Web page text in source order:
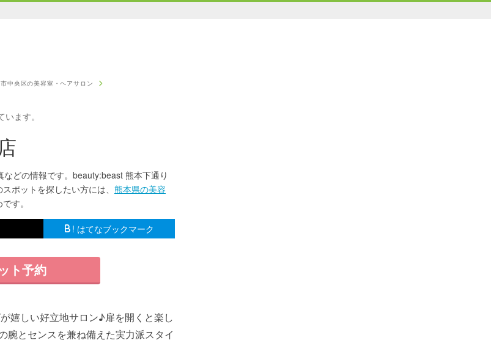
中央区の美容室・ヘアサロン
ます。
どの情報です。beauty:beast 熊本下通り
ポットを探したい方には、 熊本県の美容
す。
! はてなブックマーク
ト予約
嬉しい好立地サロン♪扉を開くと楽し
とセンスを兼ね備えた実力派スタイ